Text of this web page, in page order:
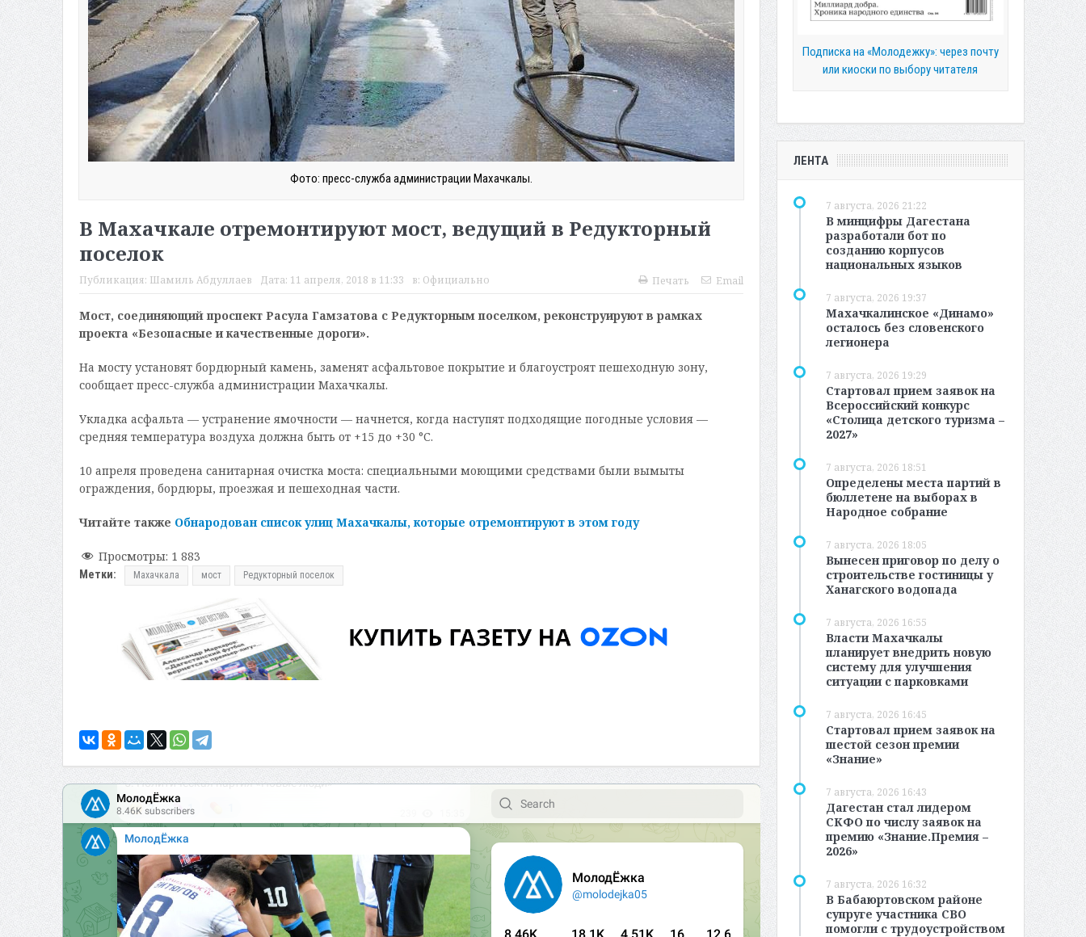
Фото: пресс-служба администрации Махачкалы.
В Махачкале отремонтируют мост, ведущий в Редукторный
поселок
Публикация: Шамиль Абдуллаев Дата: 11 апреля, 2018 в 11:33 в: Официально Печать Email
Мост, соединяющий проспект Расула Гамзатова с Редукторным поселком, реконструируют в рамках
проекта «Безопасные и качественные дороги».
На мосту установят бордюрный камень, заменят асфальтовое покрытие и благоустроят пешеходную зону,
сообщает пресс-служба администрации Махачкалы.
Укладка асфальта — устранение ямочности — начнется, когда наступят подходящие погодные условия —
средняя температура воздуха должна быть от +15 до +30 °С.
10 апреля проведена санитарная очистка моста: специальными моющими средствами были вымыты
ограждения, бордюры, проезжая и пешеходная части.
Читайте также Обнародован список улиц Махачкалы, которые отремонтируют в этом году
Просмотры: 1 883
Метки: Махачкала мост Редукторный поселок
Подписка на «Молодежку»: через почту
или киоски по выбору читателя
ЛЕНТА
7 августа, 2026 21:22
В минцифры Дагестана
разработали бот по
созданию корпусов
национальных языков
7 августа, 2026 19:37
Махачкалинское «Динамо»
осталось без словенского
легионера
7 августа, 2026 19:29
Стартовал прием заявок на
Всероссийский конкурс
«Столица детского туризма –
2027»
7 августа, 2026 18:51
Определены места партий в
бюллетене на выборах в
Народное собрание
7 августа, 2026 18:05
Вынесен приговор по делу о
строительстве гостиницы у
Ханагского водопада
7 августа, 2026 16:55
Власти Махачкалы
планирует внедрить новую
систему для улучшения
ситуации с парковками
7 августа, 2026 16:45
Стартовал прием заявок на
шестой сезон премии
«Знание»
7 августа, 2026 16:43
Дагестан стал лидером
СКФО по числу заявок на
премию «Знание.Премия –
2026»
7 августа, 2026 16:32
В Бабаюртовском районе
супруге участника СВО
помогли с трудоустройством